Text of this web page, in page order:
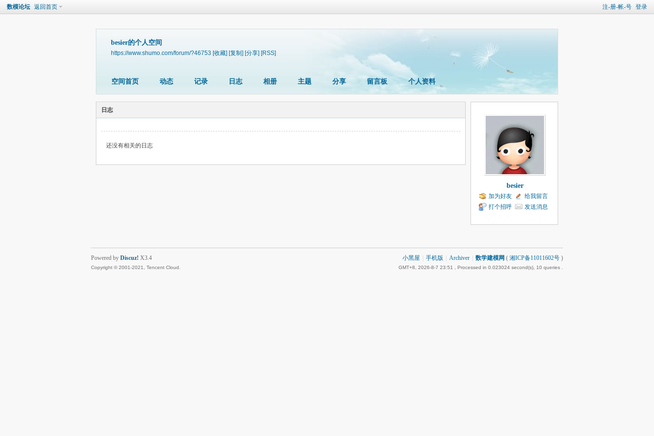
注-册-帐-号 登录
数模论坛 返回首页
besier的个人空间
https://www.shumo.com/forum/?46753 [收藏] [复制] [分享] [RSS]
空间首页 动态 记录 日志 相册 主题 分享 留言板 个人资料
日志
还没有相关的日志
besier
加为好友
给我留言
打个招呼
发送消息
小黑屋 手机版 Archiver 数学建模网 ( 湘ICP备11011602号 )
GMT+8, 2026-8-7 23:51 , Processed in 0.023024 second(s), 10 queries .
Powered by Discuz! X3.4
Copyright © 2001-2021, Tencent Cloud.